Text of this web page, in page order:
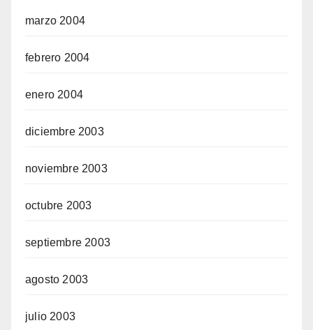
marzo 2004
febrero 2004
enero 2004
diciembre 2003
noviembre 2003
octubre 2003
septiembre 2003
agosto 2003
julio 2003